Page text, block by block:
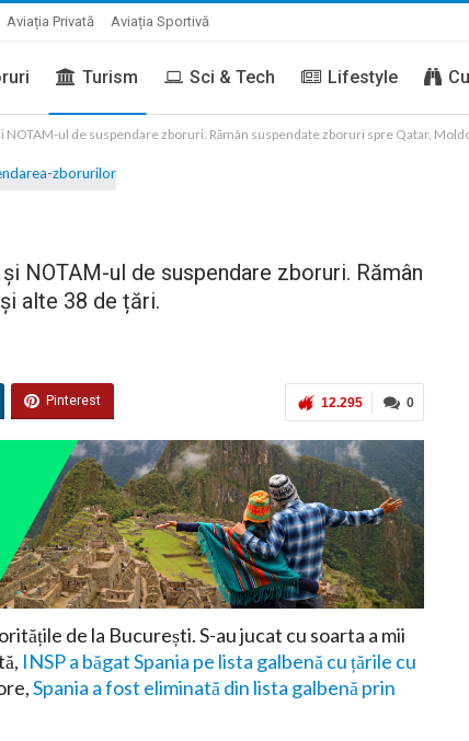
Aviația Privată Aviația Sportivă
Turism Sci & Tech Lifestyle
ul de suspendare zboruri. Rămân suspendate zboruri spre Qatar,
NOTAM-ul de suspendare zboruri. Rămân
alte 38 de țări.
0
12.295
Pinterest
de la București. S-au jucat cu soarta a mii
INSP a băgat Spania pe lista galbenă cu țările cu
Spania a fost eliminată din lista galbenă prin